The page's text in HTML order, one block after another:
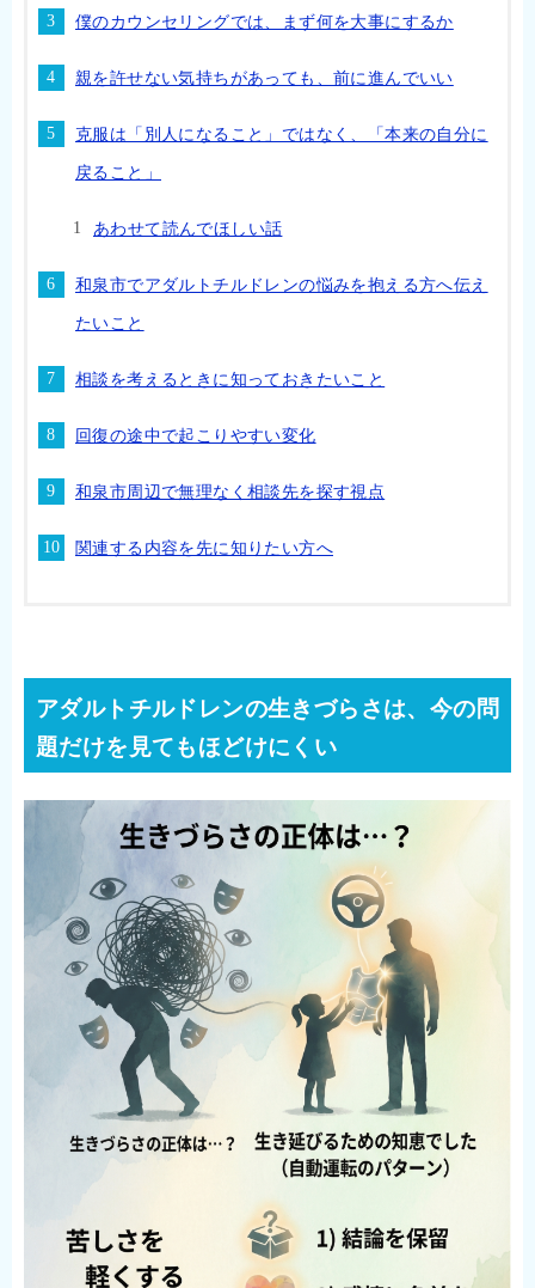
僕のカウンセリングでは、まず何を大事にするか
親を許せない気持ちがあっても、前に進んでいい
克服は「別人になること」ではなく、「本来の自分に
戻ること」
あわせて読んでほしい話
和泉市でアダルトチルドレンの悩みを抱える方へ伝え
たいこと
相談を考えるときに知っておきたいこと
回復の途中で起こりやすい変化
和泉市周辺で無理なく相談先を探す視点
関連する内容を先に知りたい方へ
アダルトチルドレンの生きづらさは、今の問
題だけを見てもほどけにくい